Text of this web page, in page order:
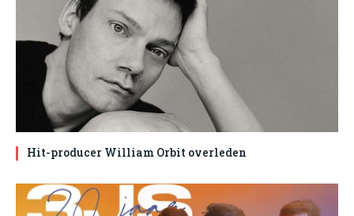
Hit-producer William Orbit overleden